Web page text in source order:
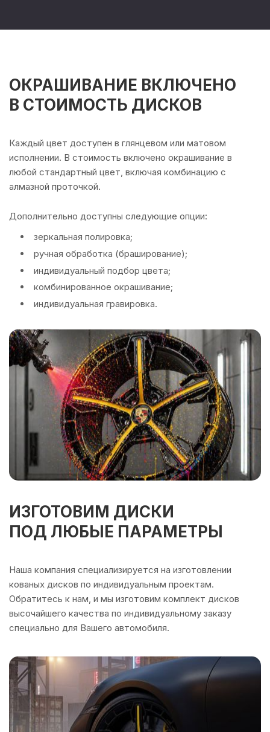
ОКРАШИВАНИЕ ВКЛЮЧЕНО
В СТОИМОСТЬ ДИСКОВ
Каждый цвет доступен в глянцевом или матовом
исполнении. В стоимость включено окрашивание в
любой стандартный цвет, включая комбинацию с
алмазной проточкой.
Дополнительно доступны следующие опции:
зеркальная полировка;
ручная обработка (браширование);
индивидуальный подбор цвета;
комбинированное окрашивание;
индивидуальная гравировка.
ИЗГОТОВИМ ДИСКИ
ПОД ЛЮБЫЕ ПАРАМЕТРЫ
Наша компания специализируется на изготовлении
кованых дисков по индивидуальным проектам.
Обратитесь к нам, и мы изготовим комплект дисков
высочайшего качества по индивидуальному заказу
специально для Вашего автомобиля.